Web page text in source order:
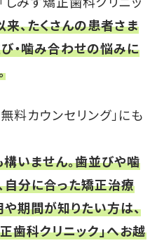
、たくさんの患者さま
・噛み合わせの悩みに
料カウンセリング」にも
いません。歯並びや噛
自分に合った矯正治療
期間が知りたい方は、
歯科クリニック」へお越